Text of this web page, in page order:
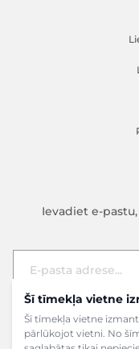
Šī tīmekļa vietne
Šī tīmekļa vietne
pārlūkojot vietni. No
Ievadiet e-
E-pasta adrese